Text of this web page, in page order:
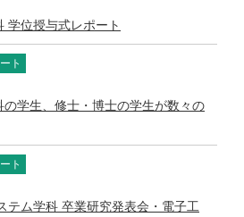
学位授与式レポート
ト
学生、修士・博士の学生が数々の
ト
テム学科 卒業研究発表会・電子工